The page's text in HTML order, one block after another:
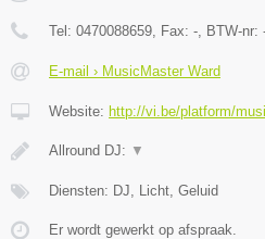
Tel: 0470088659 , Fax: - , BTW-nr:
E-mail › MusicMaster Ward
Website: http://vi.be/platform/
Allround DJ: ▼
Diensten: DJ, Licht, Geluid
Er wordt gewerkt op afspraak.